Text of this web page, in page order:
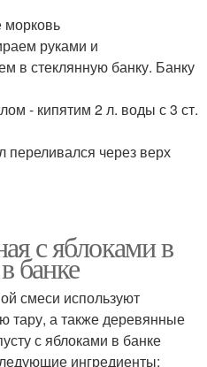
морковь
руками и
в стеклянную банку. Банку
- кипятим 2 л. воды с 3 ст.
переливался через верх
с яблоками в
банке
смеси используют
тару, а также деревянные
с яблоками в банке
ингредиенты: